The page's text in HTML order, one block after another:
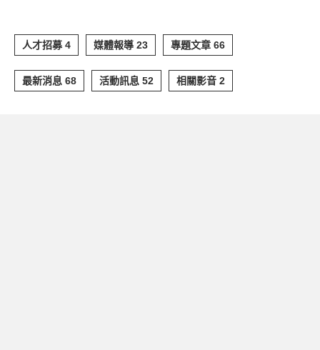
人才招募 4 媒體報導 23 專題文章 66
最新消息 68 活動訊息 52 相關影音 2